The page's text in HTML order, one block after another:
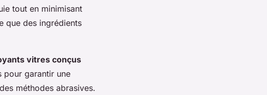
tout en minimisant
que des ingrédients
vitres conçus
pour garantir une
méthodes abrasives.